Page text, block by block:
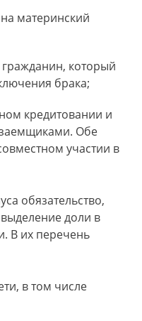
материнский
гражданин, который
брака;
кредитовании и
Обе
участии в
обязательство,
доли в
В их перечень
в том числе